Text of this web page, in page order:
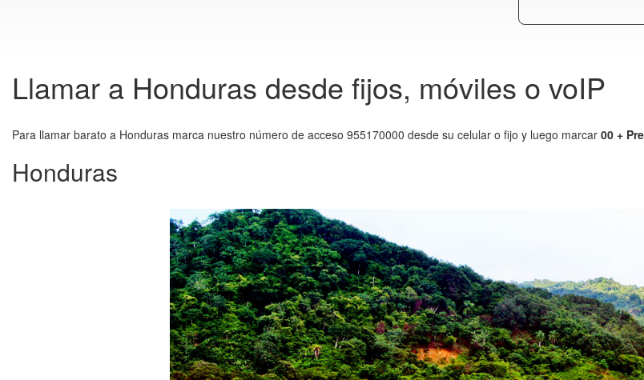
Llamar a Honduras desde fijos, móviles o voIP
Para llamar barato a Honduras marca nuestro número de acceso 955170000 desde su celular o fijo y luego marcar 00 +
Honduras